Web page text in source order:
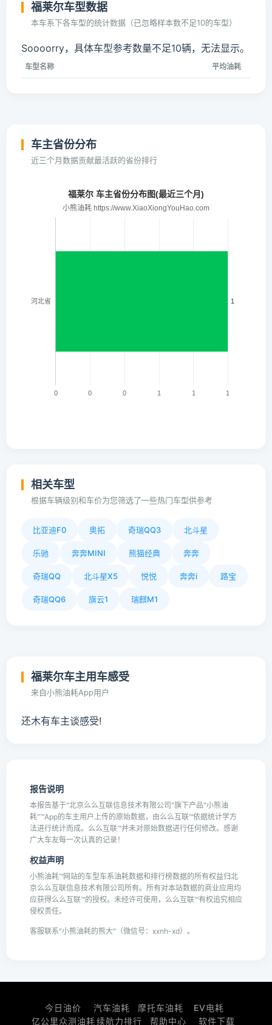
福莱尔车型数据
本车系下各车型的统计数据（已忽略样本数不足10的车型）
Soooorry，具体车型参考数量不足10辆，无法显示。
车型名称 平均油耗
车主省份分布
近三个月数据贡献最活跃的省份排行
相关车型
根据车辆级别和车价为您筛选了一些热门车型供参考
比亚迪F0 奥拓 奇瑞QQ3 北斗星
乐驰 奔奔MINI 熊猫经典 奔奔
奇瑞QQ 北斗星X5 悦悦 奔奔i 路宝
奇瑞QQ6 旗云1 瑞麒M1
福莱尔车主用车感受
来自小熊油耗App用户
还木有车主谈感受!
报告说明
本报告基于"北京么么互联信息技术有限公司"旗下产品"小熊油
耗"™App的车主用户上传的原始数据，由么么互联™依据统计学方
法进行统计而成。么么互联™并未对原始数据进行任何修改。感谢
广大车友每一次认真的记录！
权益声明
小熊油耗™网站的车型车系油耗数据和排行榜数据的所有权益归北
京么么互联信息技术有限公司所有。所有对本站数据的商业应用均
应获得么么互联™的授权。未经许可使用，么么互联™有权追究相应
侵权责任。
客服联系"小熊油耗的熊大"（微信号：xxnh-xd）。
今日油价 汽车油耗 摩托车油耗
EV电耗
亿公里众测油耗续航力排行 帮助中心 软件下载